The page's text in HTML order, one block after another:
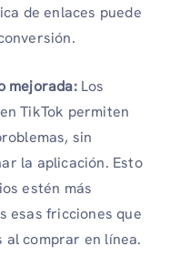
de enlaces puede
mejorada: Los
TikTok permiten
sin
la aplicación. Esto
estén más
esas fricciones que
al comprar en línea.